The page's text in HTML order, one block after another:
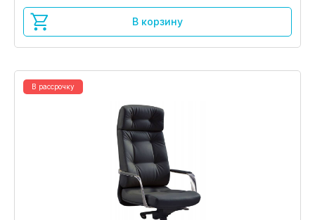
В корзину
В рассрочку